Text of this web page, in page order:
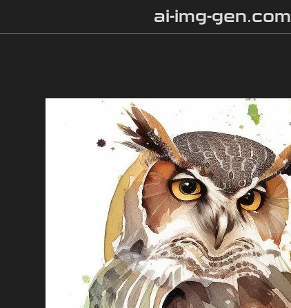
ai-img-gen.com